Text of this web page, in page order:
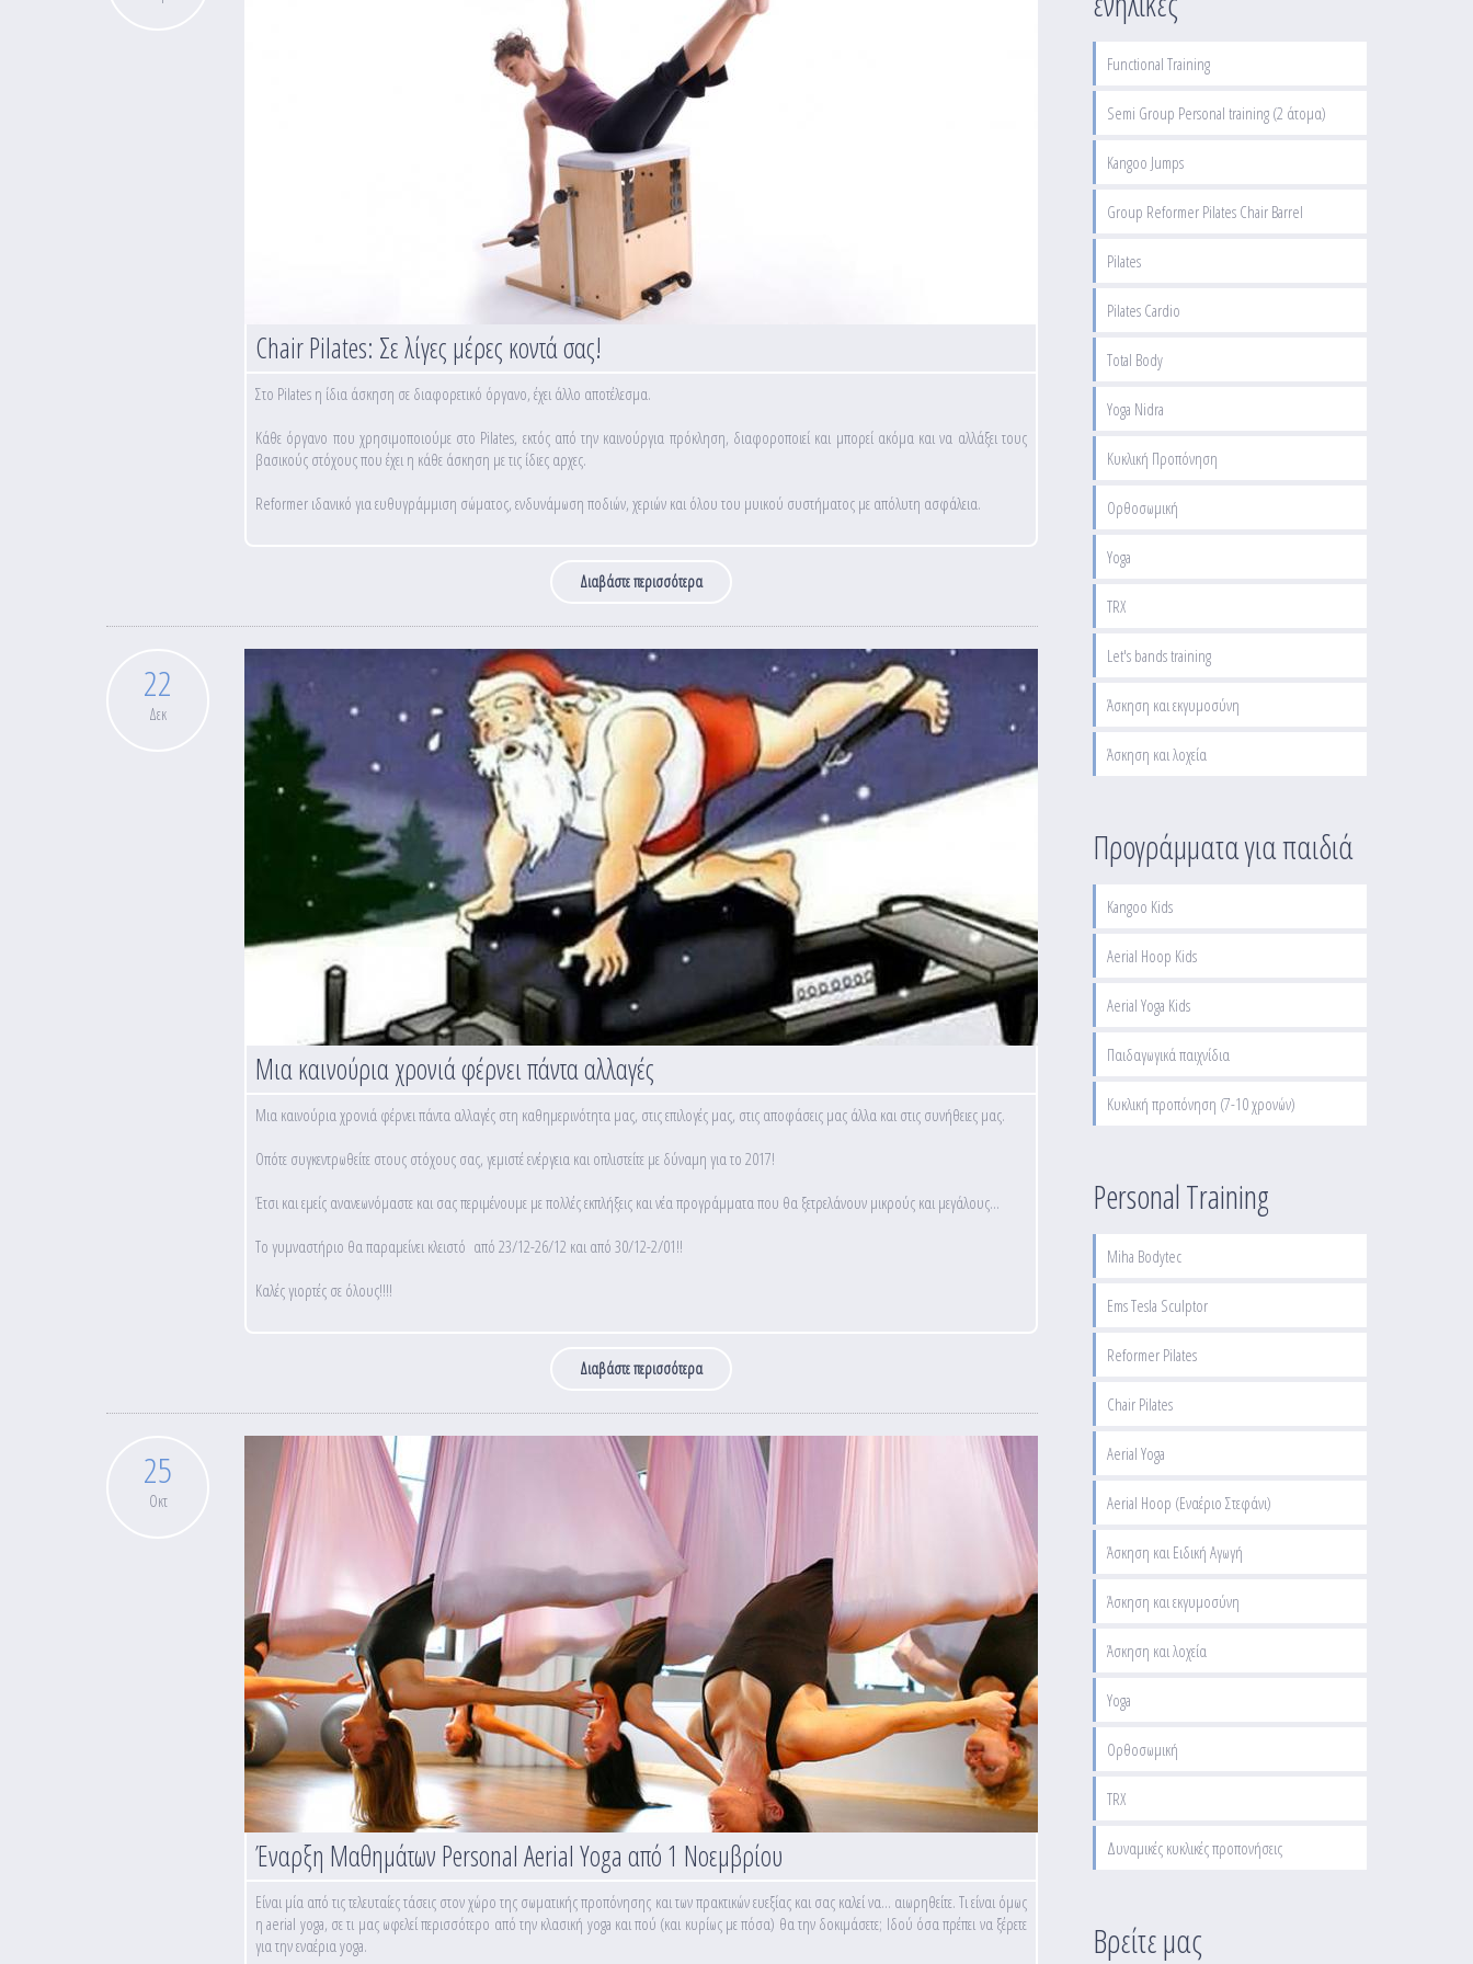
Chair Pilates: Σε λίγες μέρες κοντά σας!
Στο Pilates η ίδια άσκηση σε διαφορετικό όργανο, έχει άλλο αποτέλεσμα.
Κάθε όργανο που χρησιμοποιούμε στο Pilates, εκτός από την καινούργια πρόκληση, διαφοροποιεί και μπορεί ακόμα και να αλλάξει τους
βασικούς στόχους που έχει η κάθε άσκηση με τις ίδιες αρχες.
Reformer ιδανικό για ευθυγράμμιση σώματος, ενδυνάμωση ποδιών, χεριών και όλου του μυικού συστήματος με απόλυτη ασφάλεια.
Διαβάστε περισσότεραγια Chair Pilates: Σε λίγες μέρες κοντά σας!
22
Δεκ
Μια καινούρια χρονιά φέρνει πάντα αλλαγές
Μια καινούρια χρονιά φέρνει πάντα αλλαγές στη καθημερινότητα μας, στις επιλογές μας, στις αποφάσεις μας άλλα και στις συνήθειες μας.
Οπότε συγκεντρωθείτε στους στόχους σας, γεμιστέ ενέργεια και οπλιστείτε με δύναμη για το 2017!
Έτσι και εμείς ανανεωνόμαστε και σας περιμένουμε με πολλές εκπλήξεις και νέα προγράμματα που θα ξετρελάνουν μικρούς και μεγάλους...
Το γυμναστήριο θα παραμείνει κλειστό από 23/12-26/12 και από 30/12-2/01!!
Καλές γιορτές σε όλους!!!!
Διαβάστε περισσότεραγια Μια καινούρια χρονιά φέρνει πάντα αλλαγές
25
Οκτ
Έναρξη Μαθημάτων Personal Aerial Yoga από 1 Νοεμβρίου
Είναι μία από τις τελευταίες τάσεις στον χώρο της σωματικής προπόνησης και των πρακτικών ευεξίας και σας καλεί να… αιωρηθείτε. Τι είναι όμως
η aerial yoga, σε τι μας ωφελεί περισσότερο από την κλασική yoga και πού (και κυρίως με πόσα) θα την δοκιμάσετε; Ιδού όσα πρέπει να ξέρετε
για την εναέρια yoga.
Functional Training
Semi Group Personal training (2 άτομα)
Kangoo Jumps
Group Reformer Pilates Chair Barrel
Pilates
Pilates Cardio
Total Body
Yoga Nidra
Κυκλική Προπόνηση
Ορθοσωμική
Yoga
TRX
Let's bands training
Άσκηση και εκγυμοσύνη
Άσκηση και λοχεία
Προγράμματα για παιδιά
Kangoo Kids
Aerial Hoop Kids
Aerial Yoga Kids
Παιδαγωγικά παιχνίδια
Κυκλική προπόνηση (7-10 χρονών)
Personal Training
Miha Bodytec
Ems Tesla Sculptor
Reformer Pilates
Chair Pilates
Aerial Yoga
Aerial Hoop (Εναέριο Στεφάνι)
Άσκηση και Ειδική Αγωγή
Άσκηση και εκγυμοσύνη
Άσκηση και λοχεία
Yoga
Ορθοσωμική
TRX
Δυναμικές κυκλικές προπονήσεις
Βρείτε μας